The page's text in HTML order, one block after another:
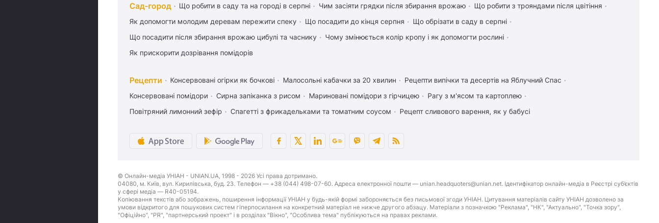
Сад-город Що робити в саду та на городі в серпні Чим засіяти грядки після збирання врожаю
Що робити з трояндами після цвітіння
Як допомогти молодим деревам пережити спеку
Що посадити до кінця серпня
Що обрізати в саду в серпні
Що посадити після збирання врожаю цибулі та часнику
Чому змінюється колір кропу і як допомогти рослині
Як прискорити дозрівання помідорів
Рецепти Консервовані огірки як бочкові Малосольні кабачки за 20 хвилин
Рецепти випічки та десертів на Яблучний Спас
Консервовані помідори
Сирна запіканка з рисом Мариновані помідори з гірчицею
Рагу з м'ясом та картоплею
Повітряний лимонний зефір
Спагетті з фрикадельками та томатним соусом Рецепт сливового варення, як у бабусі
© Онлайн-медіа УНІАН - UNIAN.UA, 1998 - 2026 Усі права дотримано.
04080, м. Київ, вул. Кирилівська, буд. 23. Телефон — +38 (044) 498-07-60. Адреса електронної пошти — unian.headquoters@unian.net. Ідентифікатор онлайн-медіа в Реєстрі суб’єктів
у сфері медіа — R40-05194.
Копіювання текстів або зображень, поширення інформації УНІАН у будь-якій формі забороняється без письмової згоди УНІАН. Цитування матеріалів сайту УНІАН дозволено за
умови відкритого для пошукових систем гіперпосилання на конкретний матеріал не нижче другого абзацу. Матеріали з позначкою "Реклама", "НК", "Актуально", "Точка зору",
"Офіційно", "PR", "партнерський проект" і в розділах "Вікно", "Особлива тема" публікуються на правах реклами.